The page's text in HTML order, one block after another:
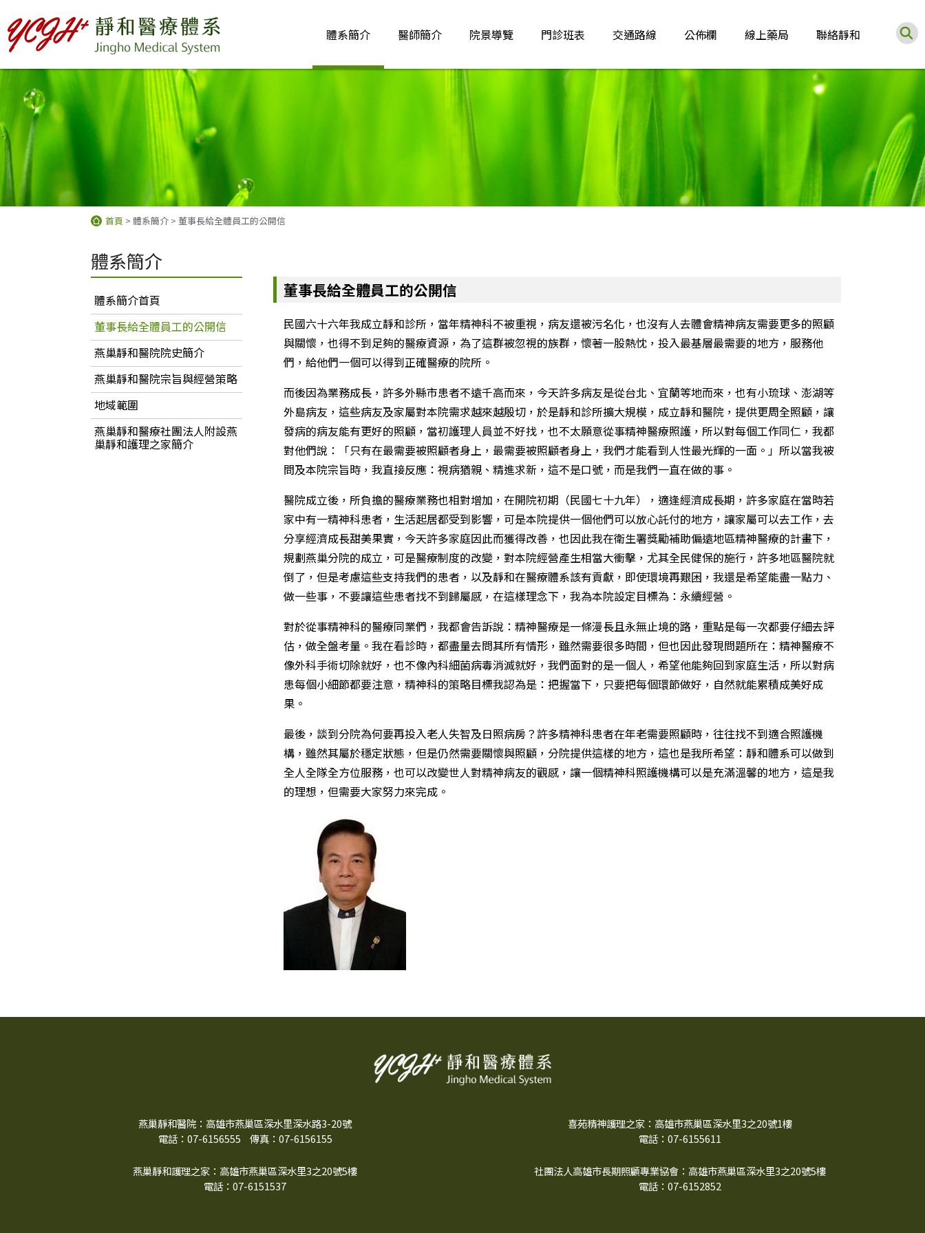
體系簡介 醫師簡介 院景導覽
燕巢靜和醫療社團法人附設喜苑精
神護理之家
燕巢靜和醫療社團法人附設護理之
門診班表
〔燕巢靜和醫院〕精神科門診表
〔燕巢靜和醫院〕復健科門診表
〔燕巢靜和醫院〕復健治療時間表
交通路線
燕巢靜和醫院交通路線
公佈欄
最新消息
衛教園地
國內外疫情公告與國際旅遊疫情建
議
線上藥局 聯絡靜和
首頁 > 體系簡介 > 董事長給全體員工的公開信
體系簡介
體系簡介首頁
董事長給全體員工的公開信
燕巢靜和醫院院史簡介
燕巢靜和醫院宗旨與經營策略
地域範圍
燕巢靜和醫療社團法人附設燕
巢靜和護理之家簡介
董事長給全體員工的公開信
民國六十六年我成立靜和診所，當年精神科不被重視，病友還被污名化，也沒有人去體會精神病友需要更多的照顧
與關懷，也得不到足夠的醫療資源，為了這群被忽視的族群，懷著一股熱忱，投入最基層最需要的地方，服務他
們，給他們一個可以得到正確醫療的院所。
而後因為業務成長，許多外縣市患者不遠千高而來，今天許多病友是從台北、宜蘭等地而來，也有小琉球、澎湖等
外島病友，這些病友及家屬對本院需求越來越殷切，於是靜和診所擴大規模，成立靜和醫院，提供更周全照顧，讓
發病的病友能有更好的照顧，當初護理人員並不好找，也不太願意從事精神醫療照護，所以對每個工作同仁，我都
對他們說：「只有在最需要被照顧者身上，最需要被照顧者身上，我們才能看到人性最光輝的一面。」所以當我被
問及本院宗旨時，我直接反應：視病猶親、精進求新，這不是口號，而是我們一直在做的事。
醫院成立後，所負擔的醫療業務也相對增加，在開院初期（民國七十九年），適逢經濟成長期，許多家庭在當時若
家中有一精神科患者，生活起居都受到影響，可是本院提供一個他們可以放心託付的地方，讓家屬可以去工作，去
分享經濟成長甜美果實，今天許多家庭因此而獲得改善，也因此我在衛生署獎勵補助偏遠地區精神醫療的計畫下，
規劃燕巢分院的成立，可是醫療制度的改變，對本院經營產生相當大衝擊，尤其全民健保的施行，許多地區醫院就
倒了，但是考慮這些支持我們的患者，以及靜和在醫療體系該有貢獻，即使環境再艱困，我還是希望能盡一點力、
做一些事，不要讓這些患者找不到歸屬感，在這樣理念下，我為本院設定目標為：永續經營。
對於從事精神科的醫療同業們，我都會告訴說：精神醫療是一條漫長且永無止境的路，重點是每一次都要仔細去評
估，做全盤考量。我在看診時，都盡量去問其所有情形，雖然需要很多時間，但也因此發現問題所在：精神醫療不
像外科手術切除就好，也不像內科細菌病毒消滅就好，我們面對的是一個人，希望他能夠回到家庭生活，所以對病
患每個小細節都要注意，精神科的策略目標我認為是：把握當下，只要把每個環節做好，自然就能累積成美好成
果。
最後，談到分院為何要再投入老人失智及日照病房？許多精神科患者在年老需要照顧時，往往找不到適合照護機
構，雖然其屬於穩定狀態，但是仍然需要關懷與照顧，分院提供這樣的地方，這也是我所希望：靜和體系可以做到
全人全隊全方位服務，也可以改變世人對精神病友的觀感，讓一個精神科照護機構可以是充滿溫馨的地方，這是我
的理想，但需要大家努力來完成。
燕巢靜和醫院：高雄市燕巢區深水里深水路3-20號
電話：07-6156555
傳真：07-6156155
喜苑精神護理之家：高雄市燕巢區深水里3之20號1樓
電話：07-6155611
燕巢靜和護理之家：高雄市燕巢區深水里3之20號5樓
電話：07-6151537
社團法人高雄市長期照顧專業協會：高雄市燕巢區深水里3之20號5樓
電話：07-6152852